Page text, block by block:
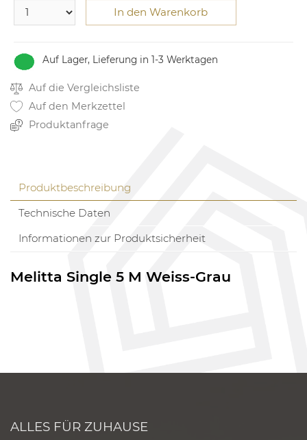
Auf Lager, Lieferung in 1-3 Werktagen
In den Warenkorb
Auf die Vergleichsliste
Auf den Merkzettel
Produktanfrage
Produktbeschreibung
Technische Daten
Informationen zur Produktsicherheit
Melitta Single 5 M Weiss-Grau
ALLES FÜR ZUHAUSE